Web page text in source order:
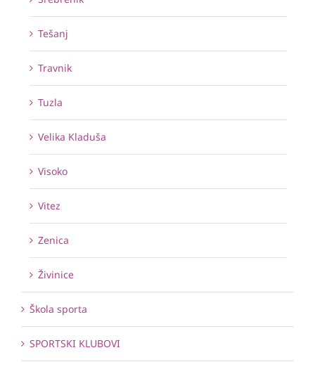
Tešanj
Travnik
Tuzla
Velika Kladuša
Visoko
Vitez
Zenica
Živinice
Škola sporta
SPORTSKI KLUBOVI